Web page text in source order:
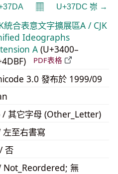
𝄜 U+37DC 㟜 →
統合表意文字擴展區A / CJK
Ideographs
A (U+3400–
PDF表格
3.0 發布於 1999/09
/ 其它字母 (Other_Letter)
左至右書寫
否
Not_Reordered; 無